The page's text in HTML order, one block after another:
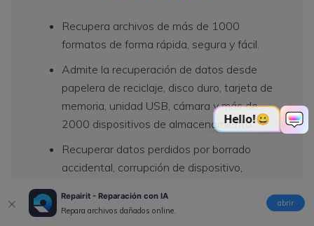
Repairit - Reparación con IA
Repara archivos dañados online.
abrir
Recupera archivos de más de 1000
formatos de forma rápida, segura y fácil.
Admite la recuperación de datos desde
papelera de reciclaje, disco duro, tarjeta de
memoria, unidad USB, cámara y más de
2000 dispositivos de almacenamiento.
Recuperar datos perdidos por borrado
accidental, corrupción de dispositivo,
escenarios.